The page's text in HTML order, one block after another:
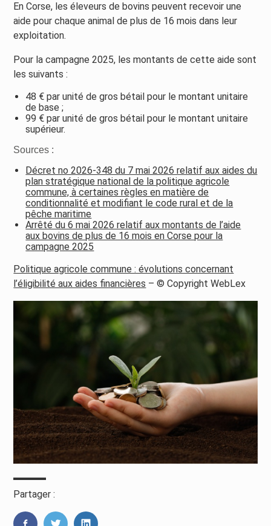
En Corse, les éleveurs de bovins peuvent recevoir une
aide pour chaque animal de plus de 16 mois dans leur
exploitation.
Pour la campagne 2025, les montants de cette aide sont
les suivants :
48 € par unité de gros bétail pour le montant unitaire
de base ;
99 € par unité de gros bétail pour le montant unitaire
supérieur.
Sources :
Décret no 2026-348 du 7 mai 2026 relatif aux aides du
plan stratégique national de la politique agricole
commune, à certaines règles en matière de
conditionnalité et modifiant le code rural et de la
pêche maritime
Arrêté du 6 mai 2026 relatif aux montants de l’aide
aux bovins de plus de 16 mois en Corse pour la
campagne 2025
Politique agricole commune : évolutions concernant
l’éligibilité aux aides financières – © Copyright WebLex
Partager :